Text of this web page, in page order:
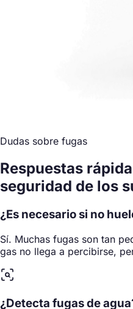
Dudas sobre fugas
Respuestas
seguridad de los
¿Es necesario si no
Sí. Muchas fugas son tan
gas no llega a percibirse,
¿Detecta fugas de